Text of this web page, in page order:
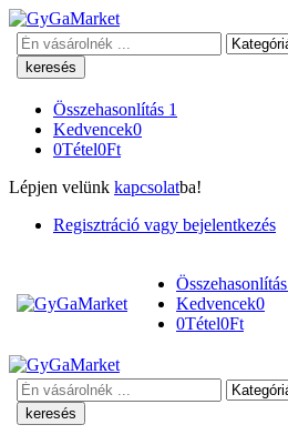
Keresés
Összehasonlítás 1
Kedvencek0
0Tétel0Ft
Lépjen velünk kapcsolatba!
Regisztráció vagy bejelentkezés
Összehasonlítás
Kedvencek0
0Tétel0Ft
Keresés